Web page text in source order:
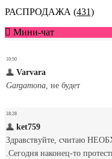
РАСПРОДАЖА (431)
Мини-чат